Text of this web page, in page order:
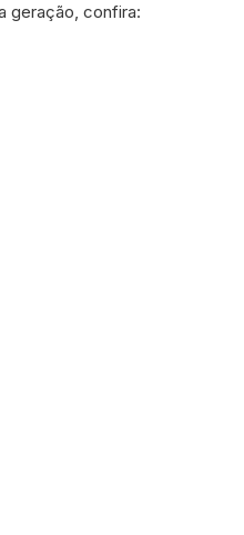
geração, confira: